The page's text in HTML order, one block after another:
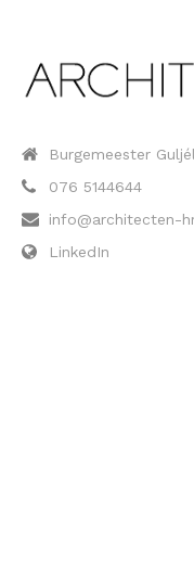
Burgemeester
076 5144644
info@architecten-
LinkedIn